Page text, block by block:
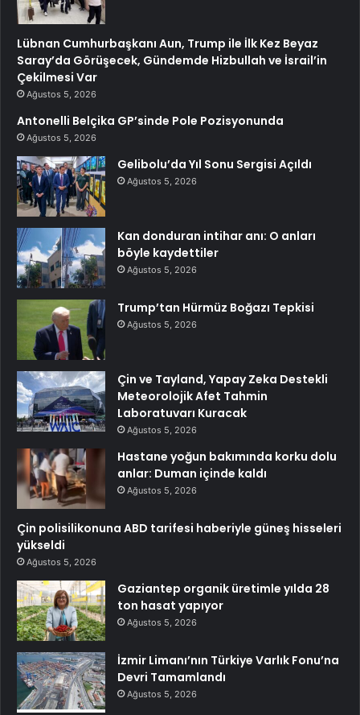
Lübnan Cumhurbaşkanı Aun, Trump ile İlk Kez Beyaz
Saray’da Görüşecek, Gündemde Hizbullah ve İsrail’in
Çekilmesi Var
Ağustos 5, 2026
Antonelli Belçika GP’sinde Pole Pozisyonunda
Ağustos 5, 2026
Gelibolu’da Yıl Sonu Sergisi Açıldı
Ağustos 5, 2026
Kan donduran intihar anı: O anları
böyle kaydettiler
Ağustos 5, 2026
Trump’tan Hürmüz Boğazı Tepkisi
Ağustos 5, 2026
Çin ve Tayland, Yapay Zeka Destekli
Meteorolojik Afet Tahmin
Laboratuvarı Kuracak
Ağustos 5, 2026
Hastane yoğun bakımında korku dolu
anlar: Duman içinde kaldı
Ağustos 5, 2026
Çin polisilikonuna ABD tarifesi haberiyle güneş hisseleri
yükseldi
Ağustos 5, 2026
Gaziantep organik üretimle yılda 28
ton hasat yapıyor
Ağustos 5, 2026
İzmir Limanı’nın Türkiye Varlık Fonu’na
Devri Tamamlandı
Ağustos 5, 2026